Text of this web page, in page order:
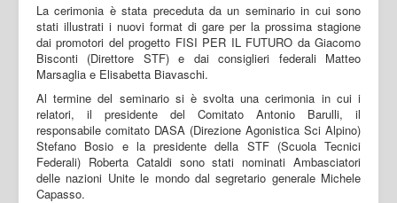
La cerimonia è stata preceduta da un seminario in cui sono
stati illustrati i nuovi format di gare per la prossima stagione
dai promotori del progetto FISI PER IL FUTURO da Giacomo
Bisconti (Direttore STF) e dai consiglieri federali Matteo
Marsaglia e Elisabetta Biavaschi.
Al termine del seminario si è svolta una cerimonia in cui i
relatori, il presidente del Comitato Antonio Barulli, il
responsabile comitato DASA (Direzione Agonistica Sci Alpino)
Stefano Bosio e la presidente della STF (Scuola Tecnici
Federali) Roberta Cataldi sono stati nominati Ambasciatori
delle nazioni Unite le mondo dal segretario generale Michele
Capasso.